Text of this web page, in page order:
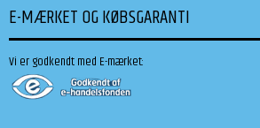
E-MÆRKET OG KØBSGARANTI
Vi er godkendt med E-mærket: